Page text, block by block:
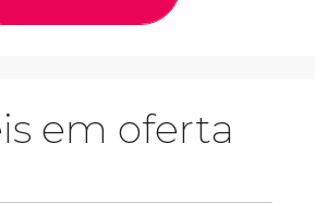
em oferta